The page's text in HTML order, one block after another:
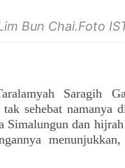
Bun Chai.Foto
Saragih
sehebat namanya
Simalungun dan
menunjukkan,